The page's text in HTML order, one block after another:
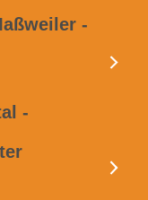
-
-